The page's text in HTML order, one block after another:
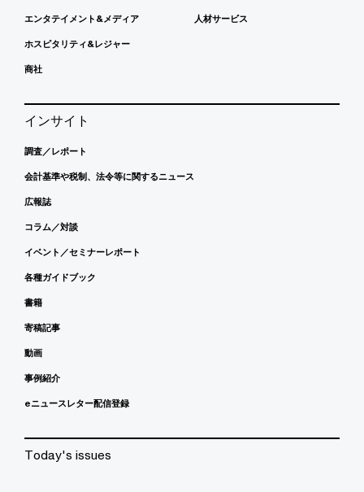
エンタテイメント&メディア
ホスピタリティ&レジャー
商社
人材サービス
インサイト
調査／レポート
会計基準や税制、法令等に関するニュース
広報誌
コラム／対談
イベント／セミナーレポート
各種ガイドブック
書籍
寄稿記事
動画
事例紹介
eニュースレター配信登録
Today's issues